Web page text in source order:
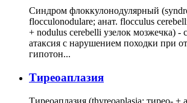
Синдром флоккулонодулярный
flocculonodulare; анат. flocculus
+ nodulus cerebelli узелок мозжечка) -
атаксия с нарушением походки при
гипотон...
Тиреоаплазия
Тиреоаплазия (thyreoaplasia; тирео- +